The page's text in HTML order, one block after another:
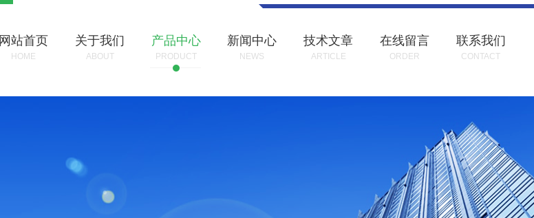
网站首页
HOME
关于我们
ABOUT
产品中心
PRODUCT
新闻中心
NEWS
技术文章
ARTICLE
在线留言
ORDER
联系我们
CONTACT